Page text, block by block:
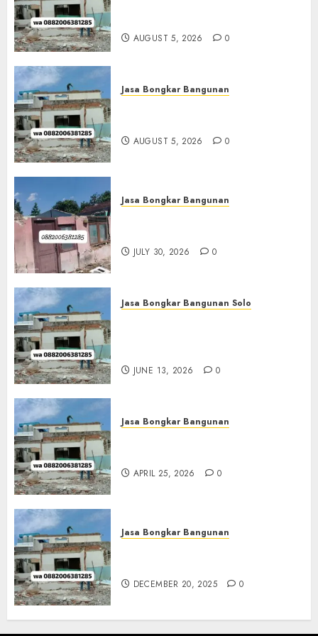
AUGUST 5, 2026 0
Jasa Bongkar Bangunan
AUGUST 5, 2026 0
Jasa Bongkar Bangunan
JULY 30, 2026 0
Jasa Bongkar Bangunan Solo
JUNE 13, 2026 0
Jasa Bongkar Bangunan
APRIL 25, 2026 0
Jasa Bongkar Bangunan
DECEMBER 20, 2025 0